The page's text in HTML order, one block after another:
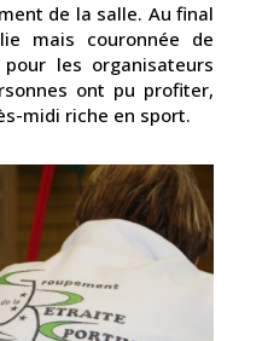
de la salle. Au final
mais couronnée de
les organisateurs
ont pu profiter,
midi riche en sport.